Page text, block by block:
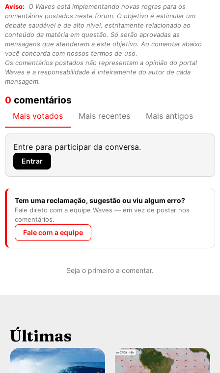
Aviso:
O Waves está implementando novas regras para os
comentários postados neste fórum. O objetivo é estimular um
debate saudável e de alto nível, estritamente relacionado ao
conteúdo da matéria em questão. Só serão aprovadas as
mensagens que atenderem a este objetivo. Ao comentar abaixo
você concorda com nossos termos de uso.
Os comentários postados não representam a opinião do portal
Waves e a responsabilidade é inteiramente do autor de cada
mensagem.
0 comentários
Mais votados Mais recentes Mais antigos
Entre para participar da conversa.
Entrar
Tem uma reclamação, sugestão ou viu algum erro?
Fale direto com a equipe Waves — em vez de postar nos
comentários.
Fale com a equipe
Seja o primeiro a comentar.
Últimas